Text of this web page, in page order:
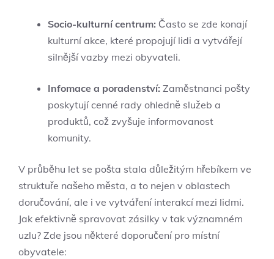
Socio-kulturní centrum: Často se zde konají
kulturní akce, které propojují lidi a vytvářejí
silnější vazby mezi obyvateli.
Infomace a poradenství: Zaměstnanci pošty
poskytují cenné rady ohledně služeb a
produktů, což zvyšuje informovanost
komunity.
V průběhu let se pošta stala důležitým hřebíkem ve
struktuře našeho města, a to nejen v oblastech
doručování, ale i ve vytváření interakcí mezi lidmi.
Jak efektivně spravovat zásilky v tak významném
uzlu? Zde jsou některé doporučení pro místní
obyvatele: